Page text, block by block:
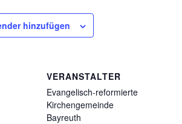
hinzufügen
VERANSTALTER
Evangelisch-reformierte
Kirchengemeinde
Bayreuth